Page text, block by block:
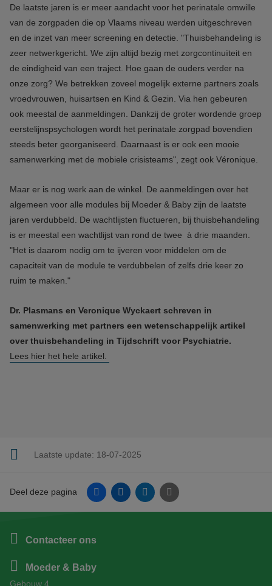
De laatste jaren is er meer aandacht voor het perinatale omwille
van de zorgpaden die op Vlaams niveau werden uitgeschreven
en de inzet van meer screening en detectie. "Thuisbehandeling is
zeer netwerkgericht. We zijn altijd bezig met zorgcontinuïteit en
de eindigheid van een traject. Hoe gaan de ouders verder na
onze zorg? We betrekken zoveel mogelijk externe partners zoals
vroedvrouwen, huisartsen en Kind & Gezin. Via hen gebeuren
ook meestal de aanmeldingen. Dankzij de groter wordende groep
eerstelijnspsychologen wordt het perinatale zorgpad bovendien
steeds beter georganiseerd. Daarnaast is er ook een mooie
samenwerking met de mobiele crisisteams", zegt ook Véronique.
Maar er is nog werk aan de winkel. De aanmeldingen over het
algemeen voor alle modules bij Moeder & Baby zijn de laatste
jaren verdubbeld. De wachtlijsten fluctueren, bij thuisbehandeling
is er meestal een wachtlijst van rond de twee à drie maanden.
"Het is daarom nodig om te ijveren voor middelen om de
capaciteit van de module te verdubbelen of zelfs drie keer zo
ruim te maken."
Dr. Plasmans en Veronique Wyckaert schreven in
samenwerking met partners een wetenschappelijk artikel
over thuisbehandeling in Tijdschrift voor Psychiatrie.
Lees hier het hele artikel.
Laatste update: 18-07-2025
Deel deze pagina FacebookLinkedinTwitter E-mail
Contacteer ons
Moeder & Baby
Gebouw 4